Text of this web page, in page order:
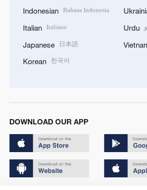
Indonesian Bahasa Indonesia
Italian Italiano
Japanese 日本語
Korean 한국어
Urdu
DOWNLOAD OUR APP